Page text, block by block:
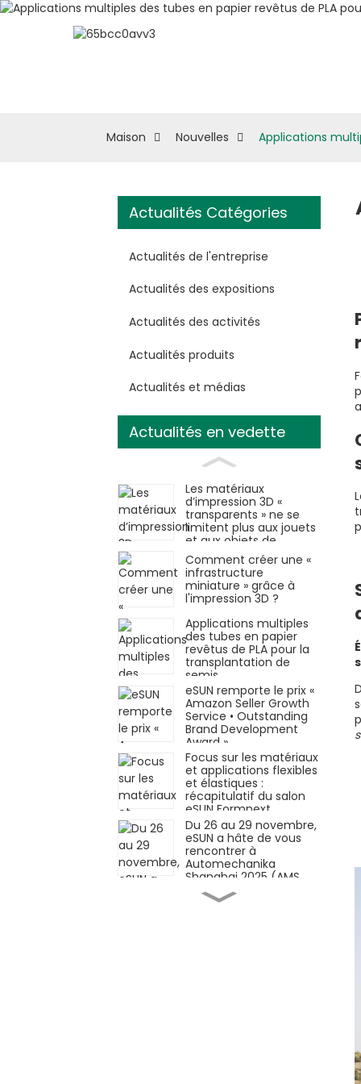
Maison Nouvelles Applications
Actualités Catégories
Actualités de l'entreprise
Actualités des expositions
Actualités des activités
Actualités produits
Actualités et médias
Actualités en vedette
Les matériaux
d’impression 3D «
transparents » ne se
limitent plus aux jouets
et aux objets de
décoration.
Comment créer une «
infrastructure
miniature » grâce à
l'impression 3D ?
Applications multiples
des tubes en papier
revêtus de PLA pour la
transplantation de
semis
eSUN remporte le prix «
Amazon Seller Growth
Service • Outstanding
Brand Development
Award »
Focus sur les matériaux
et applications flexibles
et élastiques :
récapitulatif du salon
eSUN Formnext
Germany !
Du 26 au 29 novembre,
eSUN a hâte de vous
rencontrer à
Automechanika
Shanghai 2025 (AMS
2025)
Matériaux innovants ×
Applications innovantes